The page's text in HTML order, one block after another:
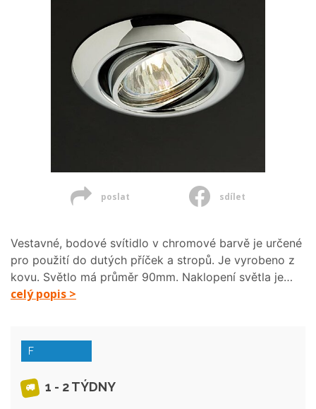
poslat sdílet
Vestavné, bodové svítidlo v chromové barvě je určené
pro použití do dutých příček a stropů. Je vyrobeno z
kovu. Světlo má průměr 90mm. Naklopení světla je…
celý popis >
F
1 - 2 TÝDNY